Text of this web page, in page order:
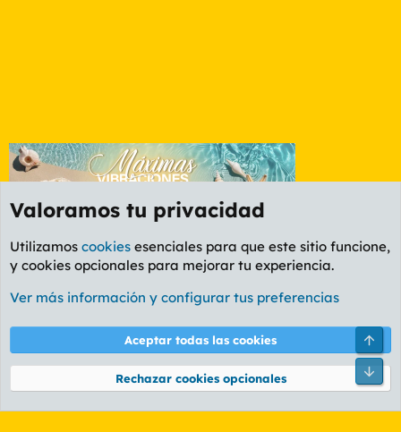
Foro General
Cookies
PL OLDSTYLE AMARILLO
Términos y reglas Política de privacidad Ayuda
Community platform by XenForo® © 2010-2026 XenForo Ltd.
Valoramos tu privacidad
Utilizamos cookies esenciales para que este sitio funcione,
y cookies opcionales para mejorar tu experiencia.
Ver más información y configurar tus preferencias
Aceptar todas las cookies
Rechazar cookies opcionales
Pie